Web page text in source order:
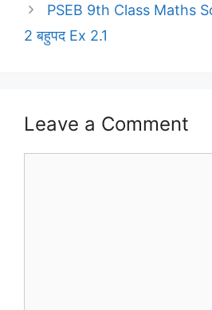
PSEB 9th Class Maths
2 बहुपद Ex 2.1
Leave a Comment